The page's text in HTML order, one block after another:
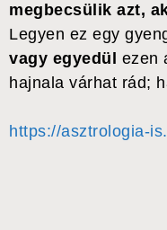
megbecsülik azt,
Legyen ez egy
vagy egyedül
ezen
hajnala várhat rád;
https://asztrologia-